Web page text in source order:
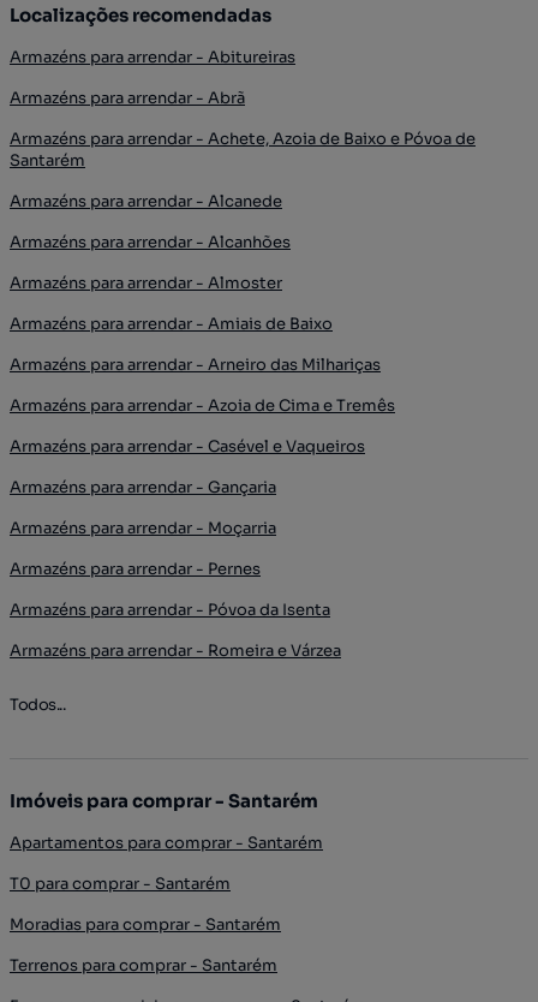
Localizações recomendadas
Armazéns para arrendar - Abitureiras
Armazéns para arrendar - Abrã
Armazéns para arrendar - Achete, Azoia de Baixo e Póvoa de
Santarém
Armazéns para arrendar - Alcanede
Armazéns para arrendar - Alcanhões
Armazéns para arrendar - Almoster
Armazéns para arrendar - Amiais de Baixo
Armazéns para arrendar - Arneiro das Milhariças
Armazéns para arrendar - Azoia de Cima e Tremês
Armazéns para arrendar - Casével e Vaqueiros
Armazéns para arrendar - Gançaria
Armazéns para arrendar - Moçarria
Armazéns para arrendar - Pernes
Armazéns para arrendar - Póvoa da Isenta
Armazéns para arrendar - Romeira e Várzea
Todos...
Imóveis para comprar - Santarém
Apartamentos para comprar - Santarém
T0 para comprar - Santarém
Moradias para comprar - Santarém
Terrenos para comprar - Santarém